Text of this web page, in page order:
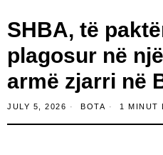
SHBA, të
plagosur në
armë zjarri në
JULY 5, 2026 BOTA 1 MINUT